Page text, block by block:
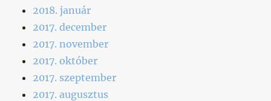
2018. január
2017. december
2017. november
2017. október
2017. szeptember
2017. augusztus